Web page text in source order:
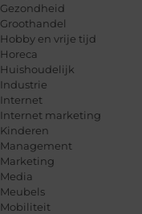
Gezondheid
Groothandel
Hobby en vrije tijd
Horeca
Huishoudelijk
Industrie
Internet
Internet marketing
Kinderen
Management
Marketing
Media
Meubels
Mobiliteit